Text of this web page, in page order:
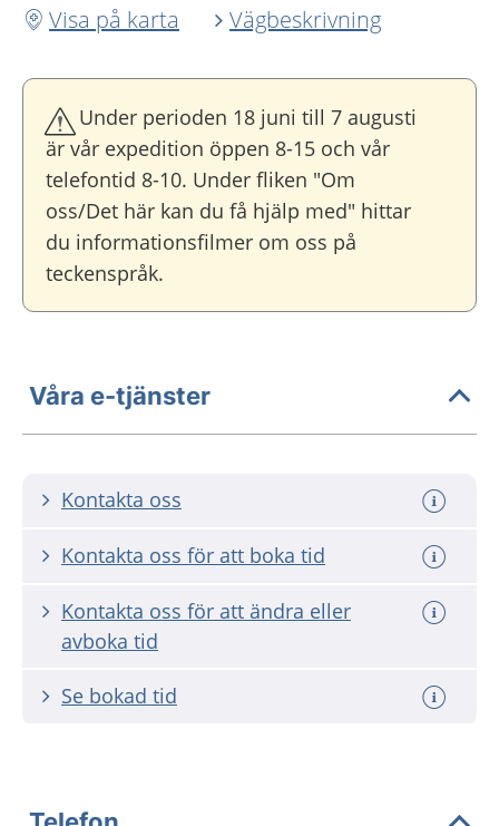
Visa på karta
Vägbeskrivning
Under perioden 18 juni till 7 augusti
är vår expedition öppen 8-15 och vår
telefontid 8-10. Under fliken "Om
oss/Det här kan du få hjälp med" hittar
du informationsfilmer om oss på
teckenspråk.
Våra e-tjänster
Kontakta oss
Kontakta oss för att boka tid
Kontakta oss för att ändra eller
avboka tid
Se bokad tid